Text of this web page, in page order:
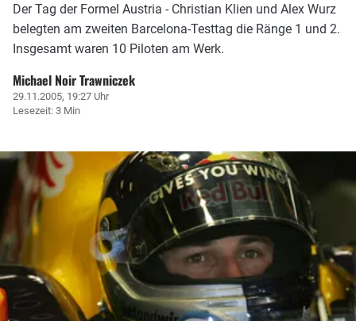
Der Tag der Formel Austria - Christian Klien und Alex Wurz
belegten am zweiten Barcelona-Testtag die Ränge 1 und 2.
Insgesamt waren 10 Piloten am Werk.
Michael Noir Trawniczek
29.11.2005, 19:27 Uhr
Lesezeit: 3 Min